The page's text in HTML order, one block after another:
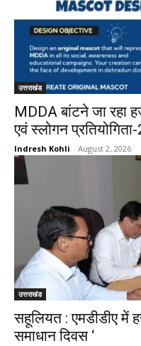
उत्तराखंड
MDDA बांटने जा रहा
एवं स्लोगन
Indresh Kohli - August 2, 2026
उत्तराखंड
सहूलियत : एमडीडीए में
समाधान दिवस ‘